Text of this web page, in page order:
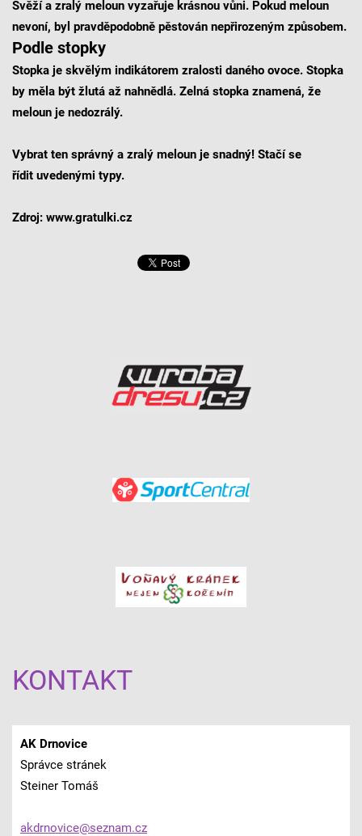
Svěží a zralý meloun vyzařuje krásnou vůni. Pokud meloun
nevoní, byl pravděpodobně pěstován nepřirozeným způsobem.
Podle stopky
Stopka je skvělým indikátorem zralosti daného ovoce. Stopka
by měla být žlutá až nahnědlá. Zelná stopka znamená, že
meloun je nedozrálý.
Vybrat ten správný a zralý meloun je snadný! Stačí se
řídit uvedenými typy.
Zdroj: www.gratulki.cz
KONTAKT
AK Drnovice
Správce stránek
Steiner Tomáš
akdrnovice@seznam.cz